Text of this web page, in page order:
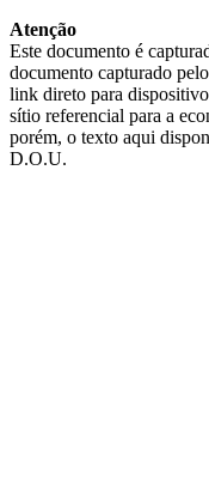
Atenção
Este documento é
documento capturado
link direto para
sítio referencial para a
porém, o texto aqui
D.O.U.